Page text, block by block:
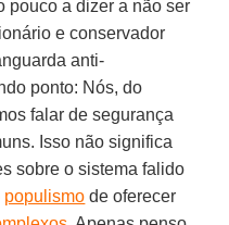
pouco a dizer a não ser
e conservador
anti-
ponto: Nós, do
falar de segurança
Isso não significa
sobre o sistema falido
populismo de oferecer